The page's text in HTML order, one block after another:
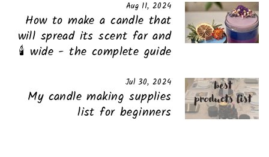
Aug 11, 2024
How to make a candle that
will spread its scent far and
wide - the complete guide 🕯️
Jul 30, 2024
My candle making supplies
list for beginners